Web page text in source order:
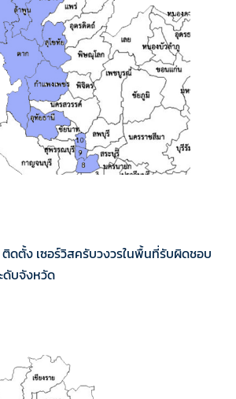
ดตั้ง เซอร์วิสครับวงวรในพื้นที่รับผิดชอบ
ดับจังหวัด